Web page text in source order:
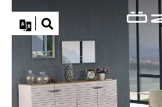
TR
AR
EN